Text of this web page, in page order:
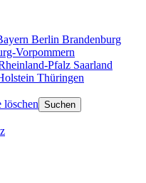
Berlin Brandenburg
Vorpommern
Pfalz Saarland
Thüringen
löschen